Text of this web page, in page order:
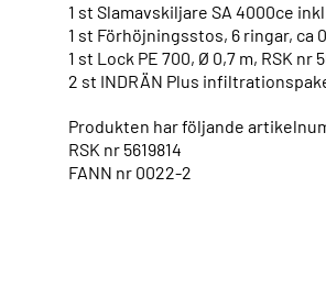
1 st Slamavskiljare SA 4000ce
1 st Förhöjningsstos, 6 ringar, ca
1 st Lock PE 700, Ø 0,7 m, RSK nr
2 st INDRÄN Plus
Produkten har följande
RSK nr 5619814
FANN nr 0022-2